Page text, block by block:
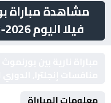
مشاهدة مباراة
فيلا اليوم 2026-02-07 بث مباشر